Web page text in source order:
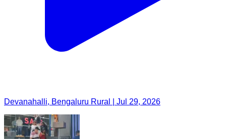
Devanahalli, Bengaluru Rural | Jul 29, 2026